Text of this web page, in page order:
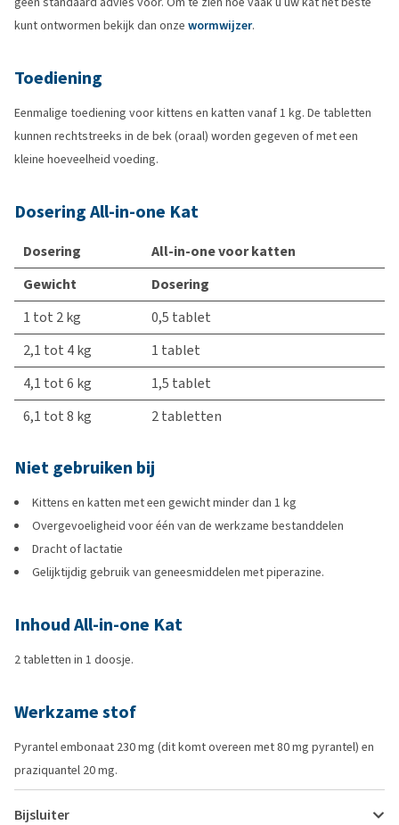
kunt ontwormen bekijk dan onze wormwijzer.
Toediening
Eenmalige toediening voor kittens en katten vanaf 1 kg. De tabletten
kunnen rechtstreeks in de bek (oraal) worden gegeven of met een
kleine hoeveelheid voeding.
Dosering All-in-one Kat
Dosering
All-in-one voor katten
Gewicht
Dosering
1 tot 2 kg
0,5 tablet
2,1 tot 4 kg
1 tablet
4,1 tot 6 kg
1,5 tablet
6,1 tot 8 kg
2 tabletten
Niet gebruiken bij
Kittens en katten met een gewicht minder dan 1 kg
Overgevoeligheid voor één van de werkzame bestanddelen
Dracht of lactatie
Gelijktijdig gebruik van geneesmiddelen met piperazine.
Inhoud All-in-one Kat
2 tabletten in 1 doosje.
Werkzame stof
Pyrantel embonaat 230 mg (dit komt overeen met 80 mg pyrantel) en
praziquantel 20 mg.
Bijsluiter